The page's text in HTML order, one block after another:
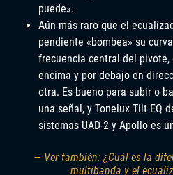
puede».
Aún más raro que el
pendiente «bombea» su
frecuencia central del
encima y por debajo en
otra. Es bueno para subir o
una señal, y Tonelux Tilt EQ
sistemas UAD-2 y Apollo es
— Ver también: ¿Cuál es la
multibanda y el